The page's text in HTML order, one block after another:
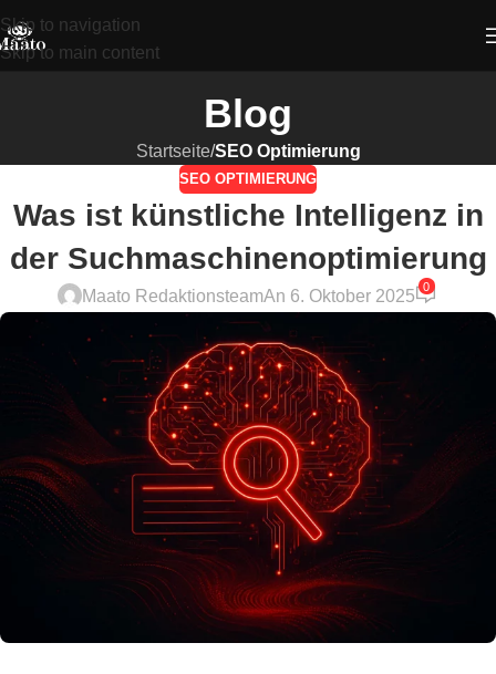
Skip to navigation
Skip to main content
Blog
Startseite/SEO Optimierung
SEO OPTIMIERUNG
Was ist künstliche Intelligenz in
der Suchmaschinenoptimierung
Maato RedaktionsteamAn 6. Oktober 2025
0